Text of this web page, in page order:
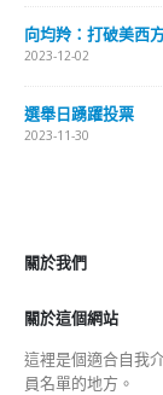
向均羚：打破美西
2023-12-02
選舉日踴躍投票
2023-11-30
關於我們
關於這個網站
這裡是個適合自我
員名單的地方。